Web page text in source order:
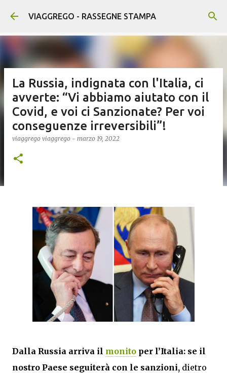
Passa ai contenuti principali
VIAGGREGO - RASSEGNE STAMPA
La Russia, indignata con l'Italia, ci
avverte: “Vi abbiamo aiutato con il
Covid, e voi ci Sanzionate? Per voi
conseguenze irreversibili”!
viaggrego viaggrego - marzo 19, 2022
Dalla Russia arriva il monito per l’Italia: se il
nostro Paese seguiterà con le sanzioni, dietro